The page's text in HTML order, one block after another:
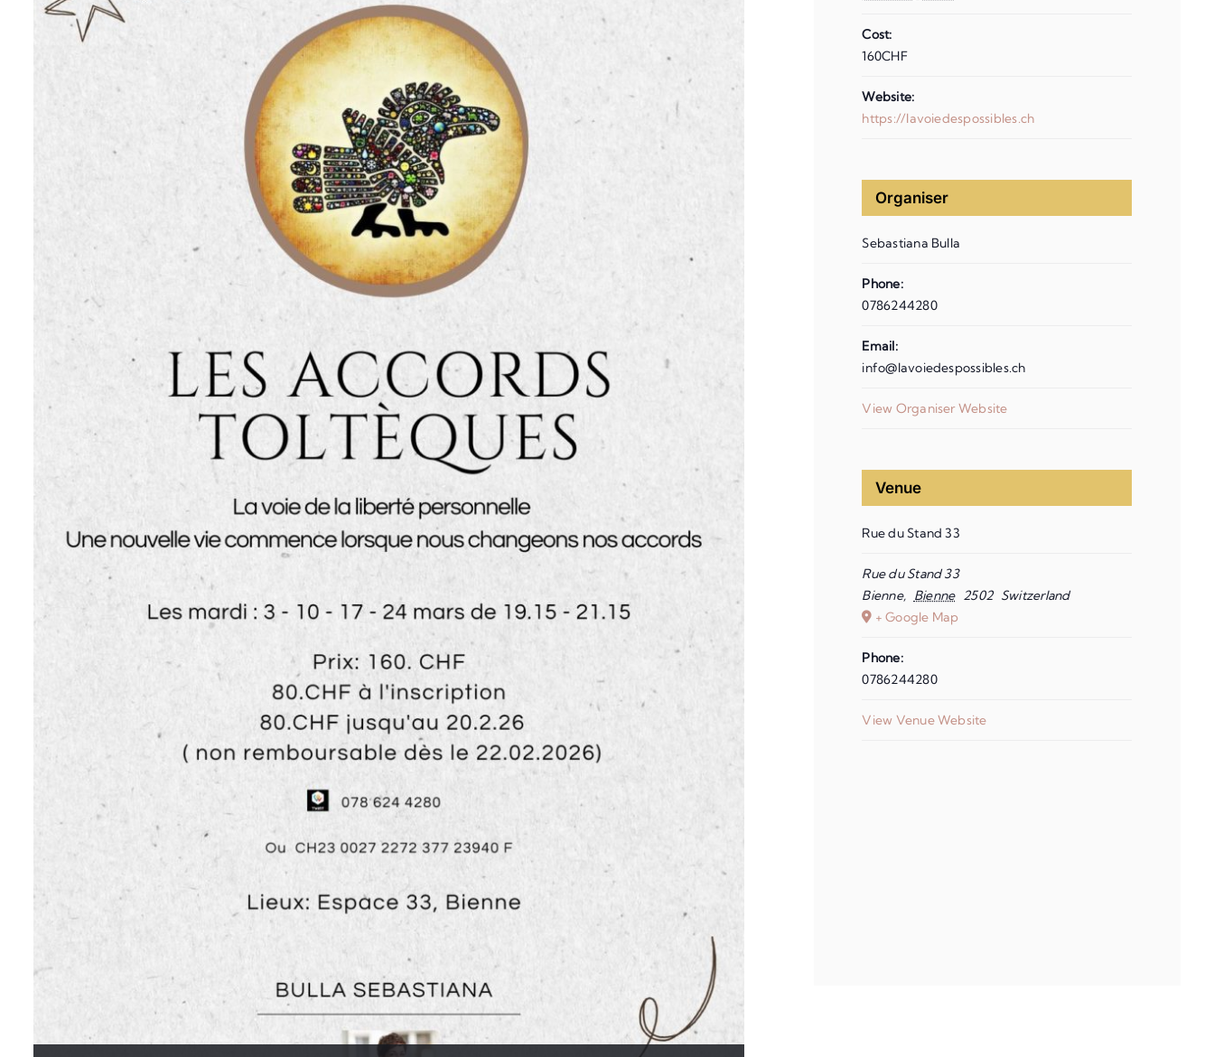
Cost:
160CHF
Website:
https://lavoiedespossibles.ch
Organiser
Sebastiana Bulla
Phone:
0786244280
Email:
info@lavoiedespossibles.ch
View Organiser Website
Venue
Rue du Stand 33
Rue du Stand 33
Bienne, Bienne 2502 Switzerland
+ Google Map
Phone:
0786244280
View Venue Website